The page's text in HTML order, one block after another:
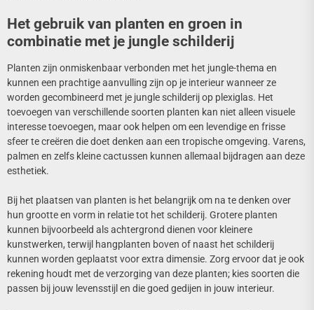
Het gebruik van planten en groen in
combinatie met je jungle schilderij
Planten zijn onmiskenbaar verbonden met het jungle-thema en
kunnen een prachtige aanvulling zijn op je interieur wanneer ze
worden gecombineerd met je jungle schilderij op plexiglas. Het
toevoegen van verschillende soorten planten kan niet alleen visuele
interesse toevoegen, maar ook helpen om een levendige en frisse
sfeer te creëren die doet denken aan een tropische omgeving. Varens,
palmen en zelfs kleine cactussen kunnen allemaal bijdragen aan deze
esthetiek.
Bij het plaatsen van planten is het belangrijk om na te denken over
hun grootte en vorm in relatie tot het schilderij. Grotere planten
kunnen bijvoorbeeld als achtergrond dienen voor kleinere
kunstwerken, terwijl hangplanten boven of naast het schilderij
kunnen worden geplaatst voor extra dimensie. Zorg ervoor dat je ook
rekening houdt met de verzorging van deze planten; kies soorten die
passen bij jouw levensstijl en die goed gedijen in jouw interieur.